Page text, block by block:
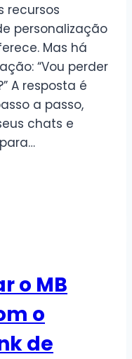
recursos
personalização
Mas há
“Vou perder
A resposta é
a passo,
chats e
o MB
o
de